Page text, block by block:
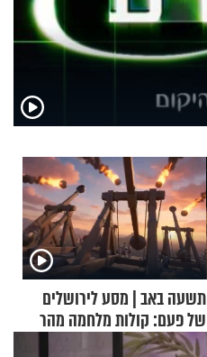
תשעה באב | מסע לירושלים
של פעם: קולות מלחמה מהר
הזיתים